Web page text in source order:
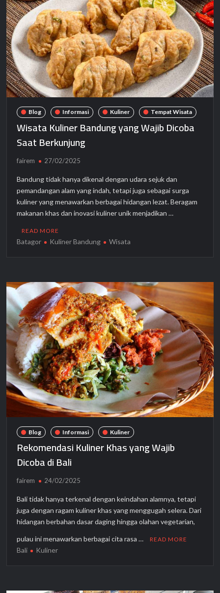
Blog Informasi Kuliner Tempat Wisata
Wisata Kuliner Bandung yang Wajib Dicoba
Saat Berkunjung
fairem 27/02/2025
Bandung tidak hanya dikenal dengan udara sejuk dan
pemandangan alam yang indah, tetapi juga sebagai surga
kuliner yang menawarkan berbagai hidangan lezat. Beragam
makanan khas dan inovasi kuliner unik menjadikan …
READ MORE
Batagor Kuliner Bandung Wisata
Blog Informasi Kuliner
Rekomendasi Kuliner Khas yang Wajib
Dicoba di Bali
fairem 24/02/2025
Bali tidak hanya terkenal dengan keindahan alamnya, tetapi
juga dengan ragam kuliner khas yang menggugah selera. Dari
hidangan berbahan dasar daging hingga olahan vegetarian,
pulau ini menawarkan berbagai cita rasa … READ MORE
Bali Kuliner